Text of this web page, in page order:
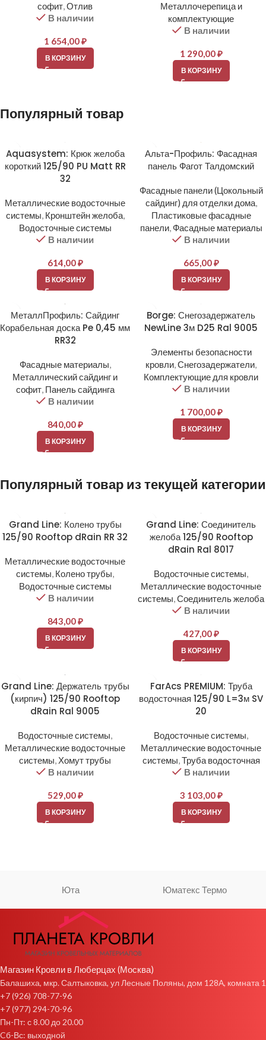
софит,Отлив
В наличии
1 654,00₽
В КОРЗИНУ
Металлочерепица и
комплектующие
В наличии
1 290,00₽
В КОРЗИНУ
Популярный товар
Aquasystem: Крюк желоба
короткий 125/90 PU Matt RR
32
Металлические водосточные
системы, Кронштейн желоба,
Водосточные системы
В наличии
614,00₽
В КОРЗИНУ
Альта-Профиль: Фасадная
панель Фагот Талдомский
Фасадные панели (Цокольный
сайдинг) для отделки дома,
Пластиковые фасадные
панели, Фасадные материалы
В наличии
665,00₽
В КОРЗИНУ
МеталлПрофиль: Сайдинг
Корабельная доска Pe 0,45 мм
RR32
Фасадные материалы,
Металлический сайдинг и
софит, Панель сайдинга
В наличии
840,00₽
В КОРЗИНУ
Borge: Снегозадержатель
NewLine 3м D25 Ral 9005
Элементы безопасности
кровли,Снегозадержатели,
Комплектующие для кровли
В наличии
1 700,00₽
В КОРЗИНУ
Популярный товар из текущей категории
Grand Line: Колено трубы
125/90 Rooftop dRain RR 32
Металлические водосточные
системы, Колено трубы,
Водосточные системы
В наличии
843,00₽
В КОРЗИНУ
Grand Line: Соединитель
желоба 125/90 Rooftop
dRain Ral 8017
Водосточные системы,
Металлические водосточные
системы,Соединитель желоба
В наличии
427,00₽
В КОРЗИНУ
Grand Line: Держатель трубы
(кирпич) 125/90 Rooftop
dRain Ral 9005
Водосточные системы,
Металлические водосточные
системы, Хомут трубы
В наличии
529,00₽
В КОРЗИНУ
FarAcs PREMIUM: Труба
водосточная 125/90 L=3м SV
20
Водосточные системы,
Металлические водосточные
системы,Труба водосточная
В наличии
3 103,00₽
В КОРЗИНУ
Юта Юматекс Термо
Магазин Кровли в Люберцах (Москва)
Балашиха, мкр. Салтыковка, ул Лесные Поляны, дом 128А, комната 1
+7 (926) 708-77-96
+7 (977) 294-70-96
Пн-Пт: с 8.00 до 20.00
Cб-Вс: выходной